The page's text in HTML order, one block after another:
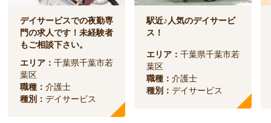
デイサービスでの夜勤専
門の求人です！未経験者
もご相談下さい。
エリア：千葉県千葉市若
葉区
職種：介護士
種別：デイサービス
駅近♪人気のデイサービ
ス！
エリア：千葉県千葉市若
葉区
職種：介護士
種別：デイサービス